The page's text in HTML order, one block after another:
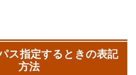
ス指定するときの表記
方法